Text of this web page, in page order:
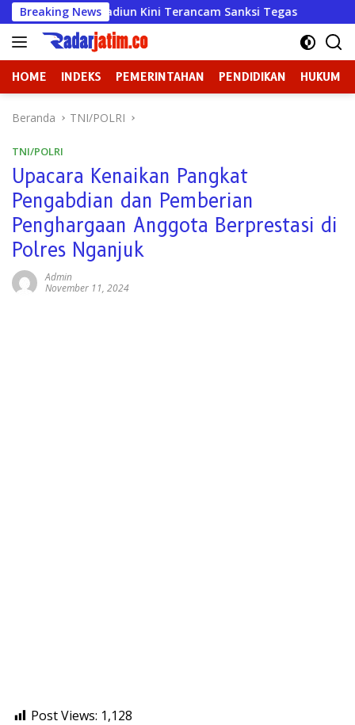
Langsung
ke
konten
Breaking News
Madiun Kini Terancam Sanksi Tegas Badan
HOME INDEKS PEMERINTAHAN PENDIDIKAN HUKUM
Beranda TNI/POLRI
TNI/POLRI
Upacara Kenaikan Pangkat
Pengabdian dan Pemberian
Penghargaan Anggota Berprestasi di
Polres Nganjuk
Admin
November 11, 2024
Post Views: 1,128